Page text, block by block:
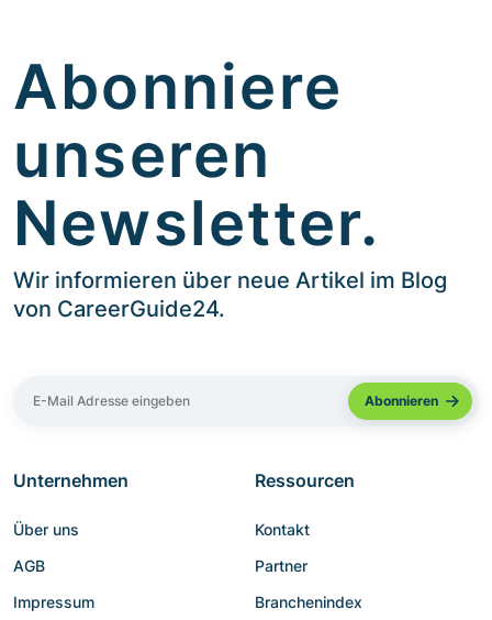
Abonniere
unseren
Newsletter.
Wir informieren über neue Artikel im Blog
von CareerGuide24.
Unternehmen
Über uns
AGB
Impressum
Ressourcen
Kontakt
Partner
Branchenindex